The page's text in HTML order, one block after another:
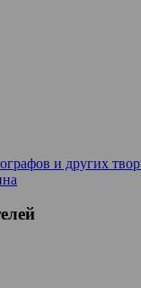
и других